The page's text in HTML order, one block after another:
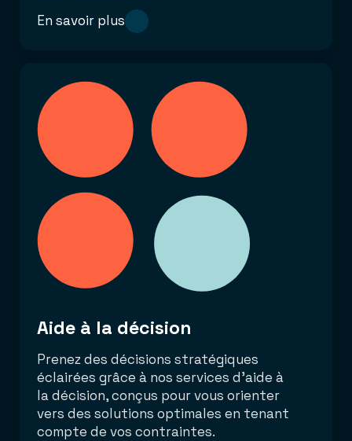
En savoir plus
Aide à la décision
Prenez des décisions stratégiques
éclairées grâce à nos services d’aide à
la décision, conçus pour vous orienter
vers des solutions optimales en tenant
compte de vos contraintes.